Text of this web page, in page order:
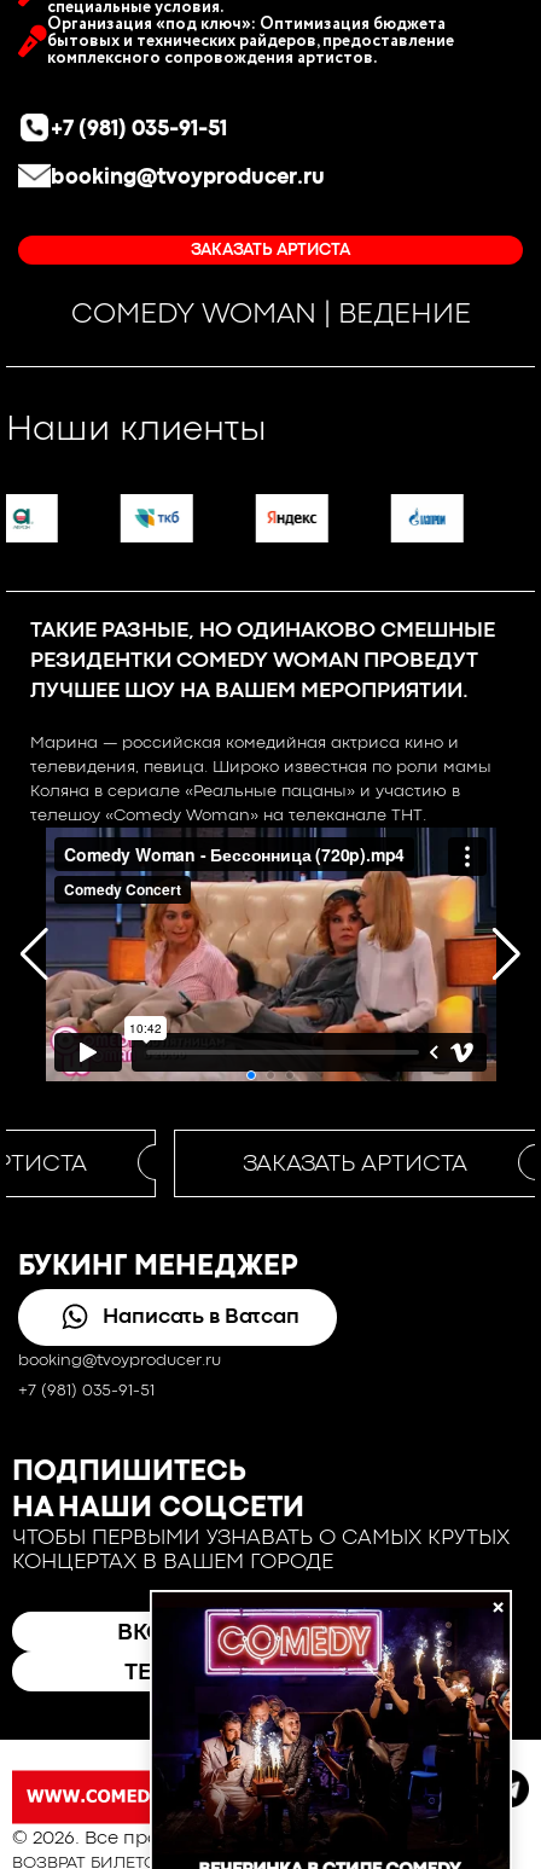
специальные условия.
Организация «под ключ»: Оптимизация бюджета
бытовых и технических райдеров, предоставление
комплексного сопровождения артистов.
+7 (981) 035-91-51
booking@tvoyproducer.ru
ЗАКАЗАТЬ АРТИСТА
COMEDY WOMAN | ВЕДЕНИЕ
Наши клиенты
ТАКИЕ РАЗНЫЕ, НО ОДИНАКОВО СМЕШНЫЕ
РЕЗИДЕНТКИ COMEDY WOMAN ПРОВЕДУТ
ЛУЧШЕЕ ШОУ НА ВАШЕМ МЕРОПРИЯТИИ.
Марина — российская комедийная актриса кино и
телевидения, певица. Широко известная по роли мамы
Коляна в сериале «Реальные пацаны» и участию в
телешоу «Comedy Woman» на телеканале ТНТ.
ЗАКАЗАТЬ АРТИСТА
БУКИНГ МЕНЕДЖЕР
Написать в Ватсап
booking@tvoyproducer.ru
+7 (981) 035-91-51
×
ПОДПИШИТЕСЬ
НА НАШИ СОЦСЕТИ
ЧТОБЫ ПЕРВЫМИ УЗНАВАТЬ О САМЫХ КРУТЫХ
КОНЦЕРТАХ В ВАШЕМ ГОРОДЕ
ВКОНТАКТЕ
ТЕЛЕГРАМ
© 2026. Все права защищены
ВОЗВРАТ БИЛЕТОВ